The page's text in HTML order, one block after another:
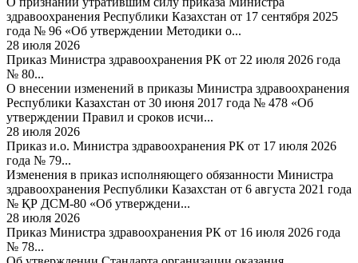
здравоохранения Республики Казахстан от 17 сентября 2025
года № 96 «Об утверждении Методики о...
28 июля 2026
Приказ Министра здравоохранения РК от 22 июля 2026 года
№ 80...
О внесении изменений в приказы Министра здравоохранения
Республики Казахстан от 30 июня 2017 года № 478 «Об
утверждении Правил и сроков исчи...
28 июля 2026
Приказ и.о. Министра здравоохранения РК от 17 июля 2026
года № 79...
Изменения в приказ исполняющего обязанности Министра
здравоохранения Республики Казахстан от 6 августа 2021 года
№ ҚР ДСМ-80 «Об утверждени...
28 июля 2026
Приказ Министра здравоохранения РК от 16 июля 2026 года
№ 78...